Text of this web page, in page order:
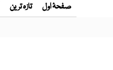
صفحۂ اول تازہ ترین